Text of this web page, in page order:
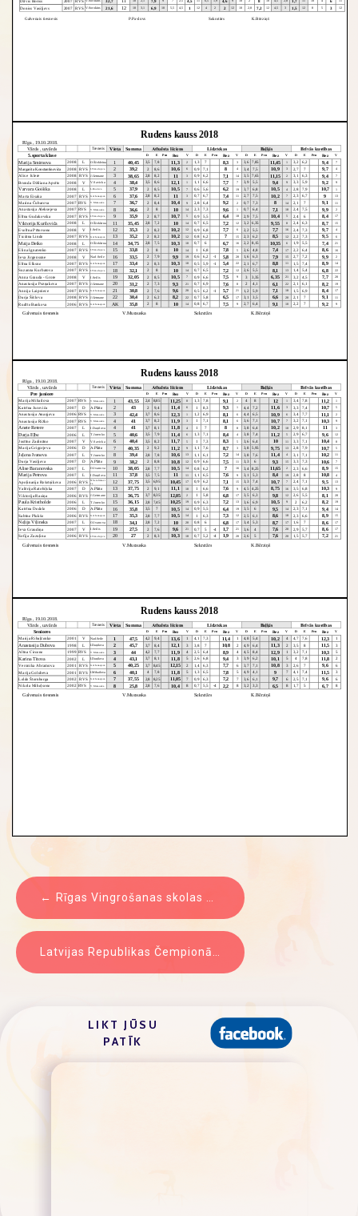
ZIŅU
IZVĒLNE
Rīgas Vingrošanas skolas Kausa izcīņas sacensības 05.2018 – rezultāti
LIKT JŪSU
PATĪK